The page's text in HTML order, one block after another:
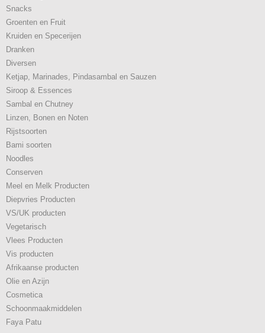
Snacks
Groenten en Fruit
Kruiden en Specerijen
Dranken
Diversen
Ketjap, Marinades, Pindasambal en Sauzen
Siroop & Essences
Sambal en Chutney
Linzen, Bonen en Noten
Rijstsoorten
Bami soorten
Noodles
Conserven
Meel en Melk Producten
Diepvries Producten
VS/UK producten
Vegetarisch
Vlees Producten
Vis producten
Afrikaanse producten
Olie en Azijn
Cosmetica
Schoonmaakmiddelen
Faya Patu